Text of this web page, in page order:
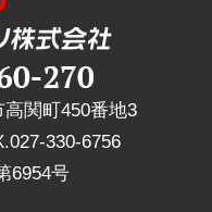
関町450番地3
027-330-6756
6954号